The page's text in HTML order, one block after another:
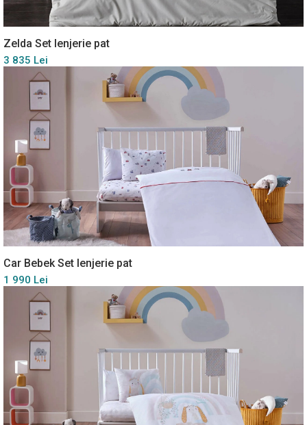
Zelda Set lenjerie pat
3 835 Lei
Car Bebek Set lenjerie pat
1 990 Lei